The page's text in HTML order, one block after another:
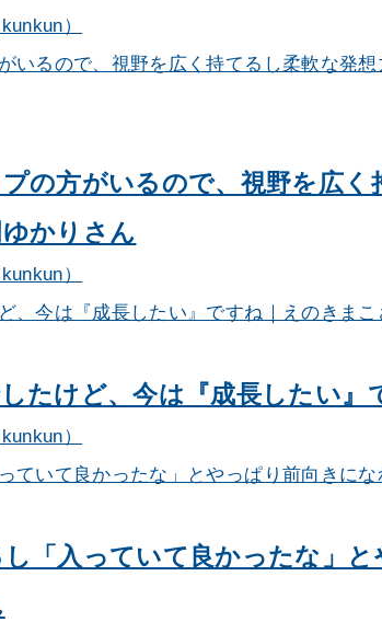
）
の方がいるので、視野を広く
かりさん
）
たけど、今は『成長したい』
）
「入っていて良かったな」